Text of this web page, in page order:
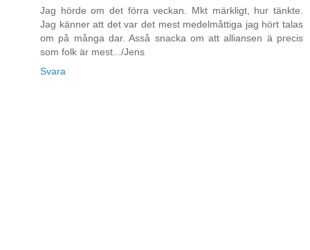
Jag hörde om det förra veckan. Mkt märkligt, hur tänkte.
Jag känner att det var det mest medelmåttiga jag hört talas
om på många dar. Asså snacka om att alliansen ä precis
som folk är mest.../Jens
Svara